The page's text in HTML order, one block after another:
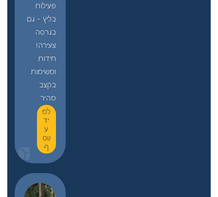
פעילות
בליץ – גם
בגרסה
צעירה!
חידות
ומשימות
בקצב
מהיר
למ
יד
ע
נוס
ף